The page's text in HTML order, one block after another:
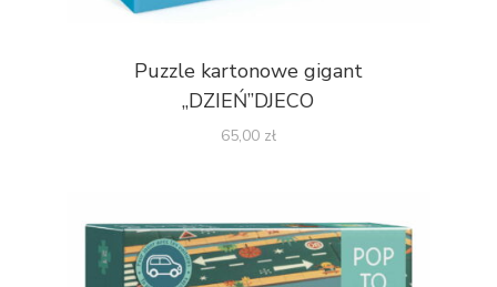
Puzzle kartonowe gigant
„DZIEŃ”DJECO
65,00 zł